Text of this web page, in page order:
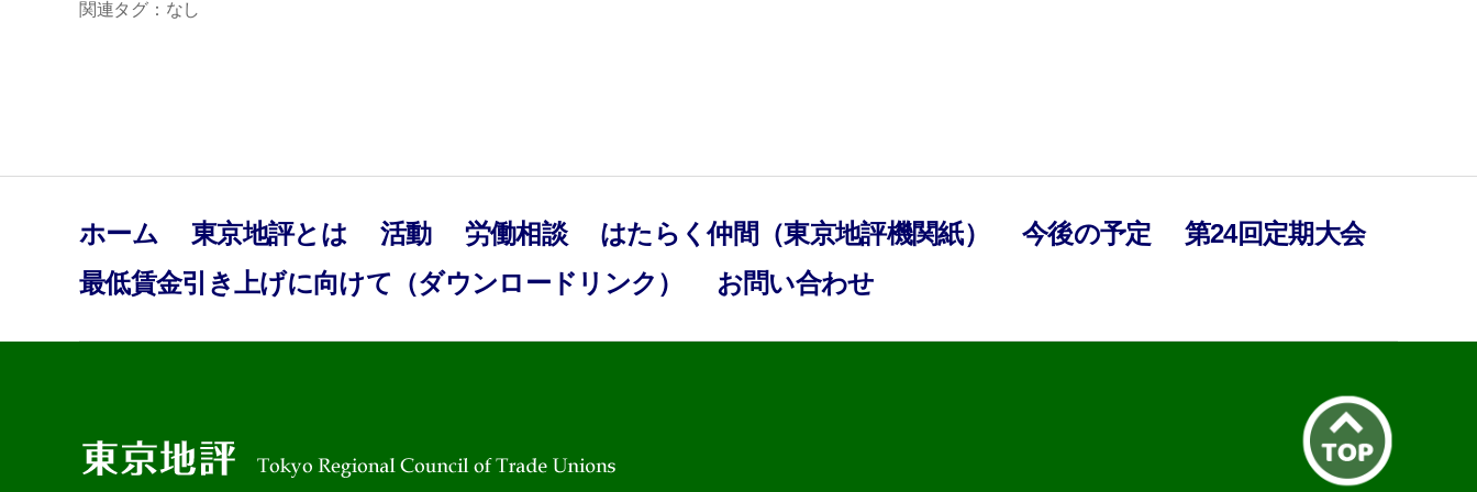
関連タグ：なし
ホーム 東京地評とは 活動 労働相談 はたらく仲間（東京地評機関紙） 今後の予定
第24回定期大会
最低賃金引き上げに向けて（ダウンロードリンク）
お問い合わせ